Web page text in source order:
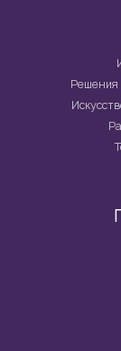
Решения